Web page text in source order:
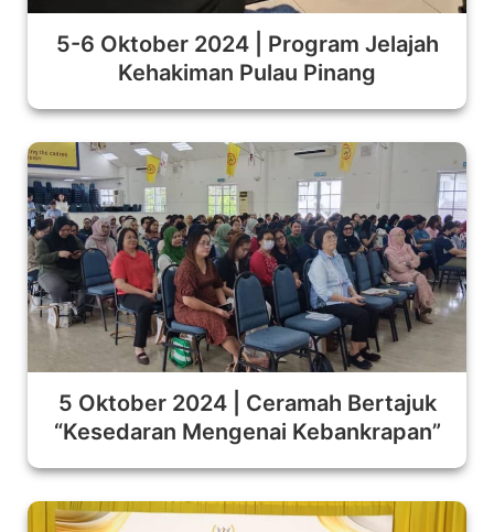
5-6 Oktober 2024 | Program Jelajah
Kehakiman Pulau Pinang
5 Oktober 2024 | Ceramah Bertajuk
“Kesedaran Mengenai Kebankrapan”